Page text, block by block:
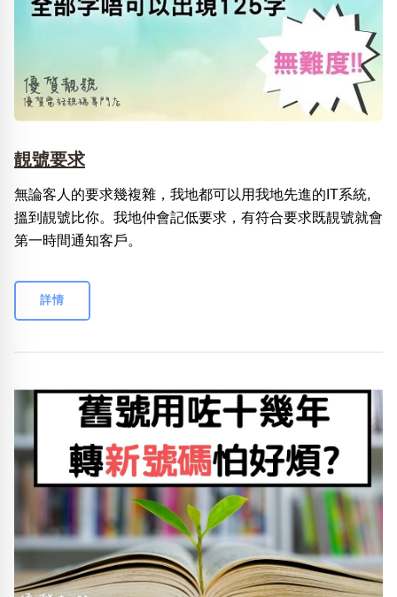
靚號要求
無論客人的要求幾複雜，我地都可以用我地先進的IT系統,
搵到靚號比你。我地仲會記低要求，有符合要求既靚號就會
第一時間通知客戶。
詳情